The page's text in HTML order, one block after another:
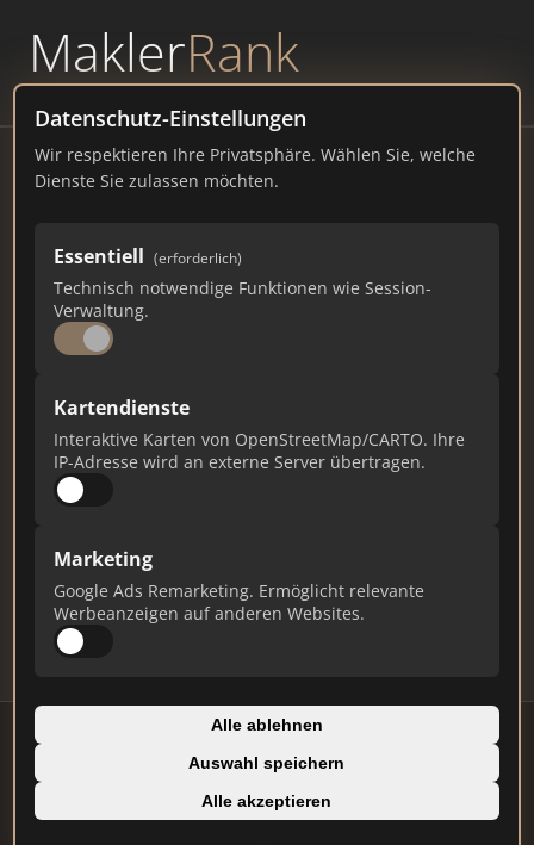
MaklerRank
powered byWAVEPOINT
Datenschutz-Einstellungen
Wir respektieren Ihre Privatsphäre. Wählen Sie, welche
Dienste Sie zulassen möchten.
Essentiell (erforderlich)
Technisch notwendige Funktionen wie Session-
Verwaltung.
Kartendienste
Interaktive Karten von OpenStreetMap/CARTO. Ihre
IP-Adresse wird an externe Server übertragen.
Marketing
Google Ads Remarketing. Ermöglicht relevante
Werbeanzeigen auf anderen Websites.
Alle ablehnen
Auswahl speichern
Alle akzeptieren
Ruf Immobilien - Immobilienmakler
Blücherstraße 32, 75177 Pforzheim
rufimmo.de
Gesamtpunkte
Ist das Ihr Unternehmen?
Daten und erhalten Sie monatliche Ranking-
Updates.
Profil beanspruchen